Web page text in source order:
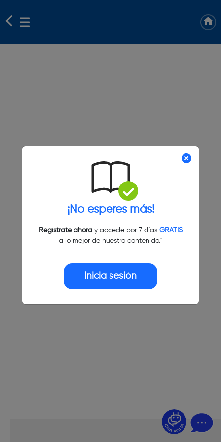
¡No esperes más!
Regístrate ahoray accede por 7 días GRATIS
a lo mejor de nuestro contenido."
Inicia sesión